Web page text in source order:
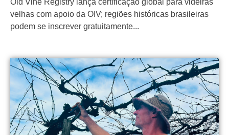
velhas com apoio da OIV; regiões históricas brasileiras
podem se inscrever gratuitamente...